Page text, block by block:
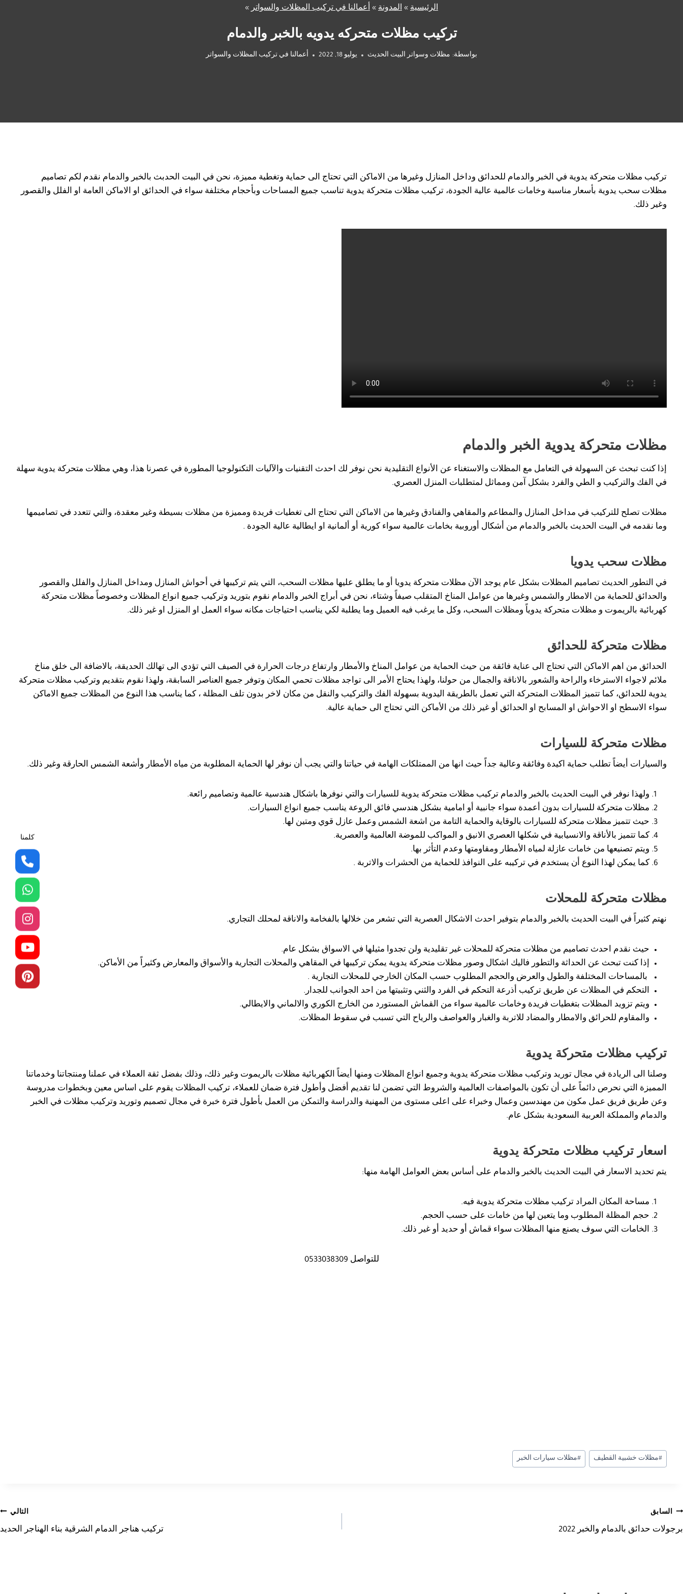
الرئيسية » المدونة » أعمالنا في تركيب المظلات والسواتر »
تركيب مظلات متحركه يدويه بالخبر والدمام
بواسطة: مظلات وسواتر البيت الحديث يوليو 18, 2022 أعمالنا في تركيب المظلات والسواتر
تركيب مظلات متحركة يدوية في الخبر والدمام للحدائق وداخل المنازل وغيرها من الاماكن التي تحتاج الى حماية وتغطية مميزة، نحن في البيت الحدبث بالخبر والدمام نقدم لكم تصاميم
مظلات سحب يدوية بأسعار مناسبة وخامات عالمية عالية الجودة، تركيب مظلات متحركة يدوية تناسب جميع المساحات وبأحجام مختلفة سواء في الحدائق او الاماكن العامة او الفلل والقصور
وغير ذلك.
مظلات متحركة يدوية الخبر والدمام
إذا كنت تبحث عن السهولة في التعامل مع المظلات والاستغناء عن الأنواع التقليدية نحن نوفر لك احدث التقنيات والآليات التكنولوجيا المطورة في عصرنا هذا، وهي مظلات متحركة يدوية سهلة
في الفك والتركيب و الطي والفرد بشكل آمن ومماثل لمتطلبات المنزل العصري.
مظلات تصلح للتركيب في مداخل المنازل والمطاعم والمقاهي والفنادق وغيرها من الاماكن التي تحتاج الى تغطيات فريدة ومميزة من مظلات بسيطة وغير معقدة، والتي تتعدد في تصاميمها
وما نقدمه في البيت الحديث بالخبر والدمام من أشكال أوروبية بخامات عالمية سواء كورية أو ألمانية او ايطالية عالية الجودة .
مظلات سحب يدويا
في التطور الحديث تصاميم المظلات بشكل عام يوجد الآن مظلات متحركة يدويا أو ما يطلق عليها مظلات السحب، التي يتم تركيبها في أحواش المنازل ومداخل المنازل والفلل والقصور
والحدائق للحماية من الامطار والشمس وغيرها من عوامل المناخ المتقلب صيفاً وشتاء، نحن في أبراج الخبر والدمام نقوم بتوريد وتركيب جميع انواع المظلات وخصوصاً مظلات متحركة
كهربائية بالريموت و مظلات متحركة يدوياً ومظلات السحب، وكل ما يرغب فيه العميل وما يطلبة لكي يناسب احتياجات مكانه سواء العمل او المنزل او غير ذلك.
مظلات متحركة للحدائق
الحدائق من اهم الاماكن التي تحتاج الى عناية فائقة من حيث الحماية من عوامل المناخ والأمطار وارتفاع درجات الحرارة في الصيف التي تؤدي الى تهالك الحديقة، بالاضافة الى خلق مناخ
ملائم لاجواء الاسترخاء والراحة والشعور بالاناقة والجمال من حولنا، ولهذا يحتاج الأمر الى تواجد مظلات تحمي المكان وتوفر جميع العناصر السابقة، ولهذا نقوم بتقديم وتركيب مظلات متحركة
يدوية للحدائق، كما تتميز المظلات المتحركة التي تعمل بالطريقة اليدوية بسهولة الفك والتركيب والنقل من مكان لاخر بدون تلف المظلة ، كما يناسب هذا النوع من المظلات جميع الاماكن
سواء الاسطح او الاحواش او المسابح او الحدائق أو غير ذلك من الأماكن التي تحتاج الى حماية عالية.
مظلات متحركة للسيارات
والسيارات أيضاً تطلب حماية اكيدة وفائقة وعالية جداً حيث انها من الممتلكات الهامة في حياتنا والتي يجب أن نوفر لها الحماية المطلوبة من مياه الأمطار وأشعة الشمس الحارقة وغير ذلك.
ولهذا نوفر في البيت الحديث بالخبر والدمام تركيب مظلات متحركة يدوية للسيارات والتي نوفرها باشكال هندسية عالمية وتصاميم رائعة.
مظلات متحركة للسيارات بدون أعمدة سواء جانبية أو امامية بشكل هندسي فائق الروعة يناسب جميع انواع السيارات.
حيث تتميز مظلات متحركة للسيارات بالوقاية والحماية التامة من اشعة الشمس وعمل عازل قوي ومتين لها.
كما تتميز بالأناقة والانسيابية في شكلها العصري الانيق و المواكب للموضة العالمية والعصرية.
ويتم تصنيعها من خامات عازلة لمياه الأمطار ومقاومتها وعدم التأثر بها.
كما يمكن لهذا النوع أن يستخدم في تركيبه على النوافذ للحماية من الحشرات والاتربة .
مظلات متحركة للمحلات
نهتم كثيراً في البيت الحديث بالخبر والدمام بتوفير احدث الاشكال العصرية التي تشعر من خلالها بالفخامة والاناقة لمحلك التجاري.
حيث نقدم احدث تصاميم من مظلات متحركة للمحلات غير تقليدية ولن تجدوا مثيلها في الاسواق بشكل عام.
إذا كنت تبحث عن الحداثة والتطور فاليك اشكال وصور مظلات متحركة يدوية يمكن تركيبها في المقاهي والمحلات التجارية والأسواق والمعارض وكثيراً من الأماكن.
بالمساحات المختلفة والطول والعرض والحجم المطلوب حسب المكان الخارجي للمحلات التجارية .
التحكم في المظلات عن طريق تركيب أذرعة التحكم في الفرد والثني وتثبيتها من احد الجوانب للجدار.
ويتم تزويد المظلات بتغطيات فريدة وخامات عالمية سواء من القماش المستورد من الخارج الكوري والالماني والايطالي.
والمقاوم للحرائق والامطار والمضاد للاتربة والغبار والعواصف والرياح التي تسبب في سقوط المظلات.
تركيب مظلات متحركة يدوية
وصلنا الى الريادة في مجال توريد وتركيب مظلات متحركة يدوية وجميع انواع المظلات ومنها أيضاً الكهربائية مظلات بالريموت وغير ذلك، وذلك بفضل ثقة العملاء في عملنا ومنتجاتنا وخدماتنا
المميزة التي نحرص دائماً على أن تكون بالمواصفات العالمية والشروط التي تضمن لنا تقديم أفضل وأطول فترة ضمان للعملاء، تركيب المظلات يقوم على اساس معين وبخطوات مدروسة
وعن طريق فريق عمل مكون من مهندسين وعمال وخبراء على اعلى مستوى من المهنية والدراسة والتمكن من العمل بأطول فترة خبرة في مجال تصميم وتوريد وتركيب مظلات في الخبر
والدمام والمملكة العربية السعودية بشكل عام.
اسعار تركيب مظلات متحركة يدوية
يتم تحديد الاسعار في البيت الحديث بالخبر والدمام على أساس بعض العوامل الهامة منها:
مساحة المكان المراد تركيب مظلات متحركة يدوية فيه.
حجم المظلة المطلوب وما يتعين لها من خامات على حسب الحجم.
الخامات التي سوف يصنع منها المظلات سواء قماش أو حديد أو غير ذلك.
للتواصل 0533038309
وسوم
المقال:
#مظلات خشبية القطيف #مظلات سيارات الخبر
تصفّح
المقالات
السابق
برجولات حدائق بالدمام والخبر 2022
التالي
تركيب هناجر الدمام الشرقية بناء الهناجر الحديد
كلمنا